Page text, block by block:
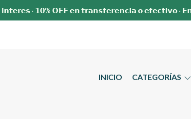
· 𝟭𝟬% 𝗢𝗙𝗙 𝗲𝗻 𝘁𝗿𝗮𝗻𝘀𝗳𝗲𝗿𝗲𝗻𝗰𝗶𝗮 𝗼 𝗲𝗳𝗲𝗰𝘁𝗶𝘃𝗼 ·
INICIO CATEGORÍAS